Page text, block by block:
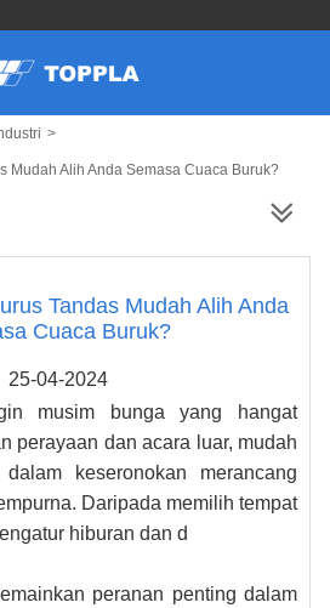
>
Mudah Alih Anda Semasa Cuaca Buruk?
Tandas Mudah Alih Anda
Cuaca Buruk?
25-04-2024
musim bunga yang hangat
perayaan dan acara luar, mudah
keseronokan merancang
Daripada memilih tempat
hiburan dan d
peranan penting dalam